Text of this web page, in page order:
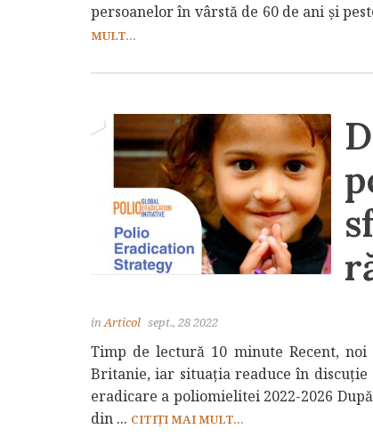
persoanelor în vârstă de 60 de ani și
MULT...
inArticol sept., 28 2022
Timp de lectură 10 minute Recent,
Britanie, iar situația readuce în discuție
eradicare a poliomielitei 2022-2026
din ... CITIȚI MAI MULT...